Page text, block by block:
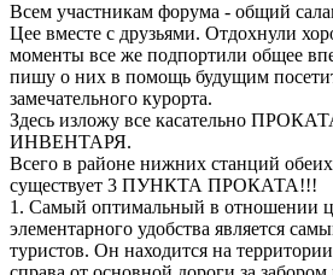
Всем участникам форума - общий
Цее вместе с друзьями. Отдохнули
моменты все же подпортили общее
пишу о них в помощь будущим
замечательного курорта.
Здесь изложу все касательно
ИНВЕНТАРЯ.
Всего в районе нижних станций
существует 3 ПУНКТА ПРОКАТА!!!
1. Самый оптимальный в отношении
элементарного удобства является
туристов. Он находится на